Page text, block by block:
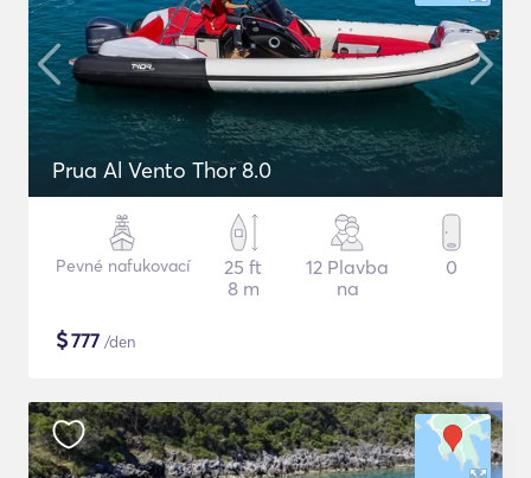
Prua Al Vento Thor 8.0
Pevné nafukovací
25 ft
8 m
12 Plavba
na
0
$777 /den